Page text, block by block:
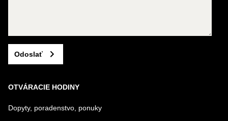
Odoslať
OTVÁRACIE HODINY
Dopyty, poradenstvo, ponuky